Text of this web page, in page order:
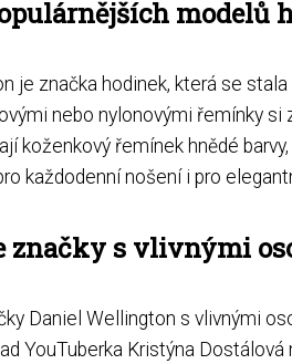
modelů
je značka hodinek, která se
nebo nylonovými řemínky
koženkový řemínek hnědé
každodenní nošení i pro
značky s vlivnými
Daniel Wellington s vlivnými
YouTuberka Kristýna